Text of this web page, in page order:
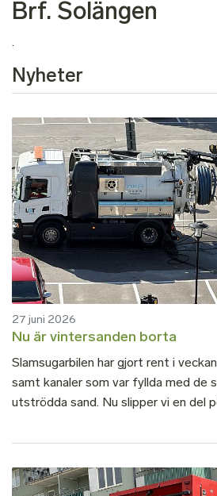
Brf. Solängen
.
Nyheter
27 juni 2026
Nu är vintersanden borta
Slamsugarbilen har gjort rent i
samt kanaler som var fyllda med de
utströdda sand. Nu slipper vi en del